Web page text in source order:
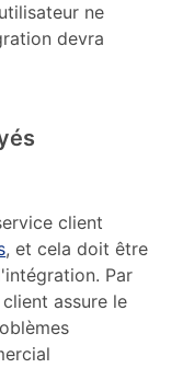
ne
devra
client
, et cela doit être
Par
assure le